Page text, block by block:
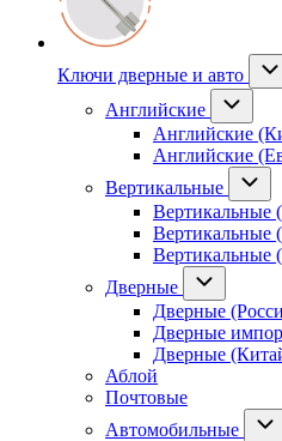
Ключи дверные и авто
Английские
Английские
Английские
Вертикальные
Вертикальные
Вертикальные
Вертикальные
Дверные
Дверные
Дверные
Дверные
Аблой
Почтовые
Автомобильные